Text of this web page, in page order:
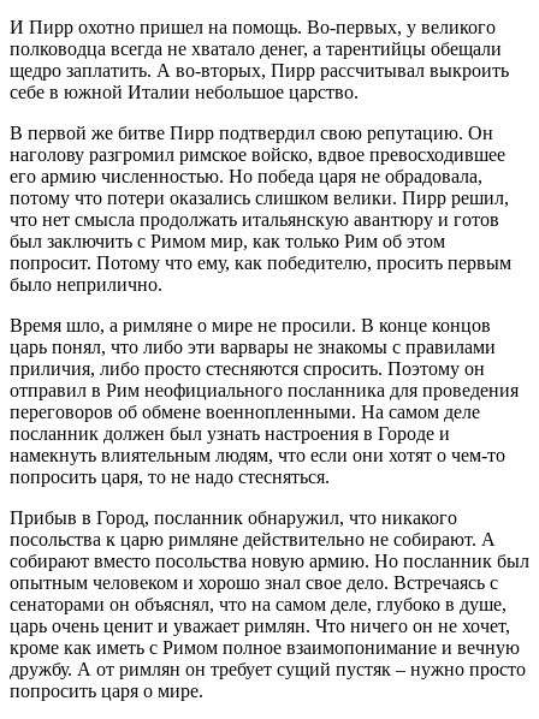
И Пирр охотно пришел на помощь. Во-первых, у великого
полководца всегда не хватало денег, а тарентийцы обещали
щедро заплатить. А во-вторых, Пирр рассчитывал выкроить
себе в южной Италии небольшое царство.
В первой же битве Пирр подтвердил свою репутацию. Он
наголову разгромил римское войско, вдвое превосходившее
его армию численностью. Но победа царя не обрадовала,
потому что потери оказались слишком велики. Пирр решил,
что нет смысла продолжать итальянскую авантюру и готов
был заключить с Римом мир, как только Рим об этом
попросит. Потому что ему, как победителю, просить первым
было неприлично.
Время шло, а римляне о мире не просили. В конце концов
царь понял, что либо эти варвары не знакомы с правилами
приличия, либо просто стесняются спросить. Поэтому он
отправил в Рим неофициального посланника для проведения
переговоров об обмене военнопленными. На самом деле
посланник должен был узнать настроения в Городе и
намекнуть влиятельным людям, что если они хотят о чем-то
попросить царя, то не надо стесняться.
Прибыв в Город, посланник обнаружил, что никакого
посольства к царю римляне действительно не собирают. А
собирают вместо посольства новую армию. Но посланник был
опытным человеком и хорошо знал свое дело. Встречаясь с
сенаторами он объяснял, что на самом деле, глубоко в душе,
царь очень ценит и уважает римлян. Что ничего он не хочет,
кроме как иметь с Римом полное взаимопонимание и вечную
дружбу. А от римлян он требует сущий пустяк – нужно просто
попросить царя о мире.